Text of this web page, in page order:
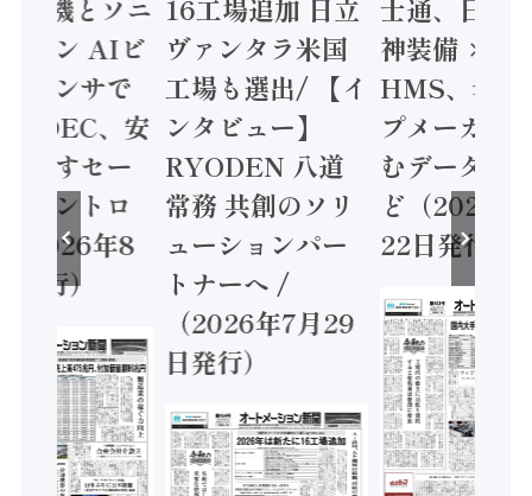
電機とソニ
コン AIビ
センサで
/ IDEC、安
かすセー
コントロ
2026年8
発行）
16工場追加 日立
ヴァンタラ米国
工場も選出/ 【イ
ンタビュー】
RYODEN 八道
常務 共創のソリ
ューションパー
トナーへ /
（2026年7月29
日発行）
士通、日立
神装備 ×
HMS、老舗
プメーカー
むデータ活
ど（2026年
22日発行）